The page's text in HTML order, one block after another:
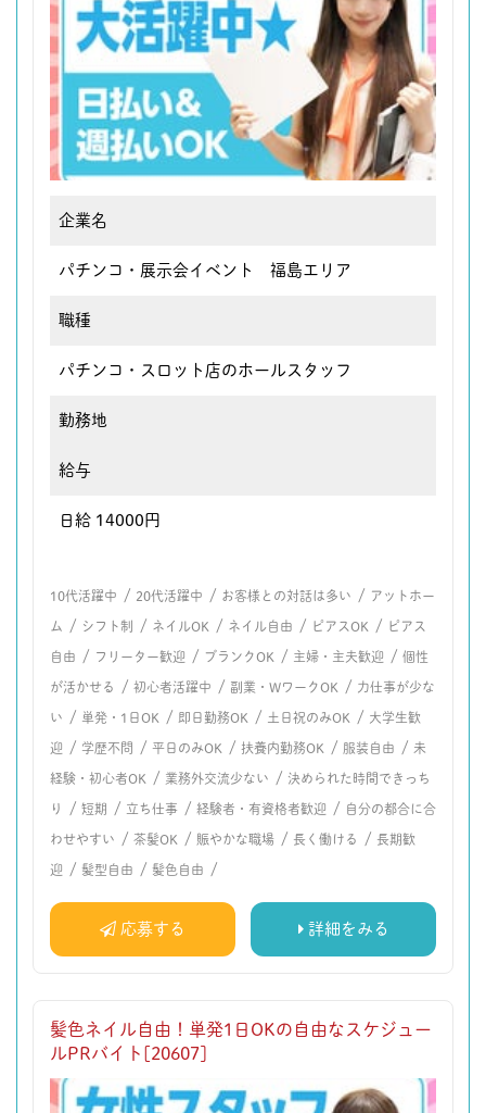
企業名
パチンコ・展示会イベント 福島エリア
職種
パチンコ・スロット店のホールスタッフ
勤務地
給与
日給 14000円
10代活躍中 / 20代活躍中 / お客様との対話は多い / アットホー
ム / シフト制 / ネイルOK / ネイル自由 / ピアスOK / ピアス
自由 / フリーター歓迎 / ブランクOK / 主婦・主夫歓迎 / 個性
が活かせる / 初心者活躍中 / 副業・WワークOK / 力仕事が少な
い / 単発・1日OK / 即日勤務OK / 土日祝のみOK / 大学生歓
迎 / 学歴不問 / 平日のみOK / 扶養内勤務OK / 服装自由 / 未
経験・初心者OK / 業務外交流少ない / 決められた時間できっち
り / 短期 / 立ち仕事 / 経験者・有資格者歓迎 / 自分の都合に合
わせやすい / 茶髪OK / 賑やかな職場 / 長く働ける / 長期歓
迎 / 髪型自由 / 髪色自由 /
応募する 詳細をみる
髪色ネイル自由！単発1日OKの自由なスケジュー
ルPRバイト[20607]